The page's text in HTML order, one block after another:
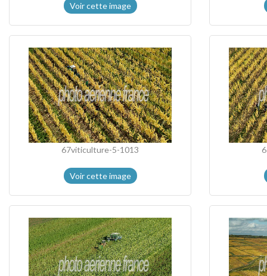
Voir cette image
67viticulture-5-1013
Voir cette image